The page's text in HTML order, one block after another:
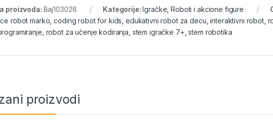
proizvoda: Baj103028 Kategorije:Igračke ,Roboti i akcione figure
robot marko ,coding robot for kids ,edukativni robot za decu ,interaktivni robot,
robot za učenje kodiranja stem igračke 7+ ,stem robotika
proizvodi